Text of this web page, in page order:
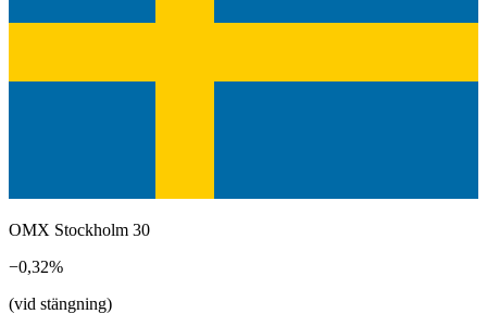
OMX Stockholm 30
−0,32%
(vid stängning)